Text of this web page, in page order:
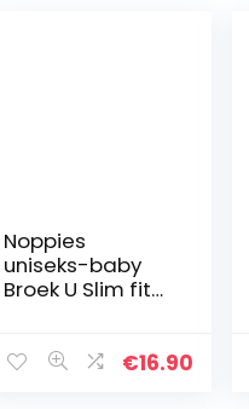
Noppies
uniseks-baby
Broek U Slim fit
€16.90